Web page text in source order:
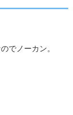
でノーカン。